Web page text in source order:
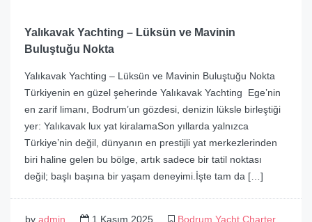
Yalıkavak Yachting – Lüksün ve Mavinin
Buluştuğu Nokta
Yalıkavak Yachting – Lüksün ve Mavinin Buluştuğu Nokta
Türkiyenin en güzel şeherinde Yalıkavak Yachting Ege’nin
en zarif limanı, Bodrum’un gözdesi, denizin lüksle birleştiği
yer: Yalıkavak lux yat kiralamaSon yıllarda yalnızca
Türkiye’nin değil, dünyanın en prestijli yat merkezlerinden
biri haline gelen bu bölge, artık sadece bir tatil noktası
değil; başlı başına bir yaşam deneyimi.İşte tam da […]
by admin 1 Kasım 2025 Bodrum Yacht Charter